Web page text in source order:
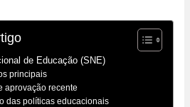
de Educação (SNE)
principais
aprovação recente
das políticas educacionais